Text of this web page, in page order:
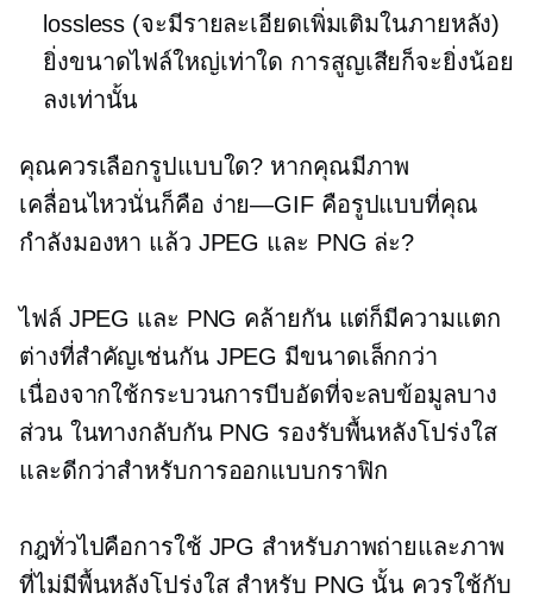
lossless (จะมีรายละเอียดเพิ่มเติมในภายหลัง)
ยิ่งขนาดไฟล์ใหญ่เท่าใด การสูญเสียก็จะยิ่งน้อย
ลงเท่านั้น
คุณควรเลือกรูปแบบใด? หากคุณมีภาพ
เคลื่อนไหวนั่นก็คือ ง่าย—GIFคือรูปแบบที่คุณ
กำลังมองหา แล้ว JPEG และ PNG ล่ะ?
ไฟล์ JPEG และ PNG คล้ายกัน แต่ก็มีความแตก
ต่างที่สำคัญเช่นกัน JPEG มีขนาดเล็กกว่า
เนื่องจากใช้กระบวนการบีบอัดที่จะลบข้อมูลบาง
ส่วน ในทางกลับกัน PNG รองรับพื้นหลังโปร่งใส
และดีกว่าสำหรับการออกแบบกราฟิก
กฎทั่วไปคือการใช้ JPG สำหรับภาพถ่ายและภาพ
ที่ไม่มีพื้นหลังโปร่งใส สำหรับ PNG นั้น ควรใช้กับ